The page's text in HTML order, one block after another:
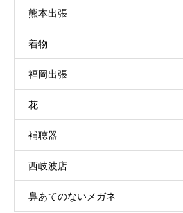
熊本出張
着物
福岡出張
花
補聴器
西岐波店
鼻あてのないメガネ